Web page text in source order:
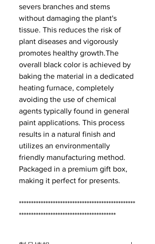
severs branches and stems
without damaging the plant's
tissue. This reduces the risk of
plant diseases and vigorously
promotes healthy growth.The
overall black color is achieved by
baking the material in a dedicated
heating furnace, completely
avoiding the use of chemical
agents typically found in general
paint applications. This process
results in a natural finish and
utilizes an environmentally
friendly manufacturing method.
Packaged in a premium gift box,
making it perfect for presents.
************************************************
****************************************